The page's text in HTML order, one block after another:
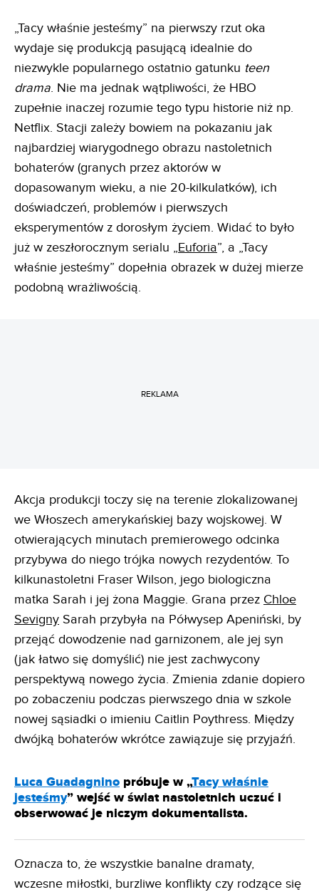
„Tacy właśnie jesteśmy” na pierwszy rzut oka
wydaje się produkcją pasującą idealnie do
niezwykle popularnego ostatnio gatunku teen
drama. Nie ma jednak wątpliwości, że HBO
zupełnie inaczej rozumie tego typu historie niż np.
Netflix. Stacji zależy bowiem na pokazaniu jak
najbardziej wiarygodnego obrazu nastoletnich
bohaterów (granych przez aktorów w
dopasowanym wieku, a nie 20-kilkulatków), ich
doświadczeń, problemów i pierwszych
eksperymentów z dorosłym życiem. Widać to było
już w zeszłorocznym serialu „Euforia”, a „Tacy
właśnie jesteśmy” dopełnia obrazek w dużej mierze
podobną wrażliwością.
REKLAMA
Akcja produkcji toczy się na terenie zlokalizowanej
we Włoszech amerykańskiej bazy wojskowej. W
otwierających minutach premierowego odcinka
przybywa do niego trójka nowych rezydentów. To
kilkunastoletni Fraser Wilson, jego biologiczna
matka Sarah i jej żona Maggie. Grana przez Chloe
Sevigny Sarah przybyła na Półwysep Apeniński, by
przejąć dowodzenie nad garnizonem, ale jej syn
(jak łatwo się domyślić) nie jest zachwycony
perspektywą nowego życia. Zmienia zdanie dopiero
po zobaczeniu podczas pierwszego dnia w szkole
nowej sąsiadki o imieniu Caitlin Poythress. Między
dwójką bohaterów wkrótce zawiązuje się przyjaźń.
Luca Guadagnino próbuje w „Tacy właśnie
jesteśmy” wejść w świat nastoletnich uczuć i
obserwować je niczym dokumentalista.
Oznacza to, że wszystkie banalne dramaty,
wczesne miłostki, burzliwe konflikty czy rodzące się